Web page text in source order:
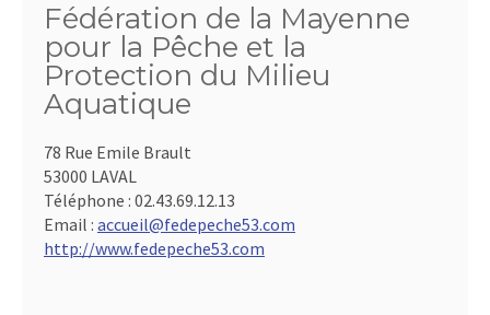
Fédération de la Mayenne
pour la Pêche et la
Protection du Milieu
Aquatique
78 Rue Emile Brault
53000 LAVAL
Téléphone : 02.43.69.12.13
Email : accueil@fedepeche53.com
http://www.fedepeche53.com